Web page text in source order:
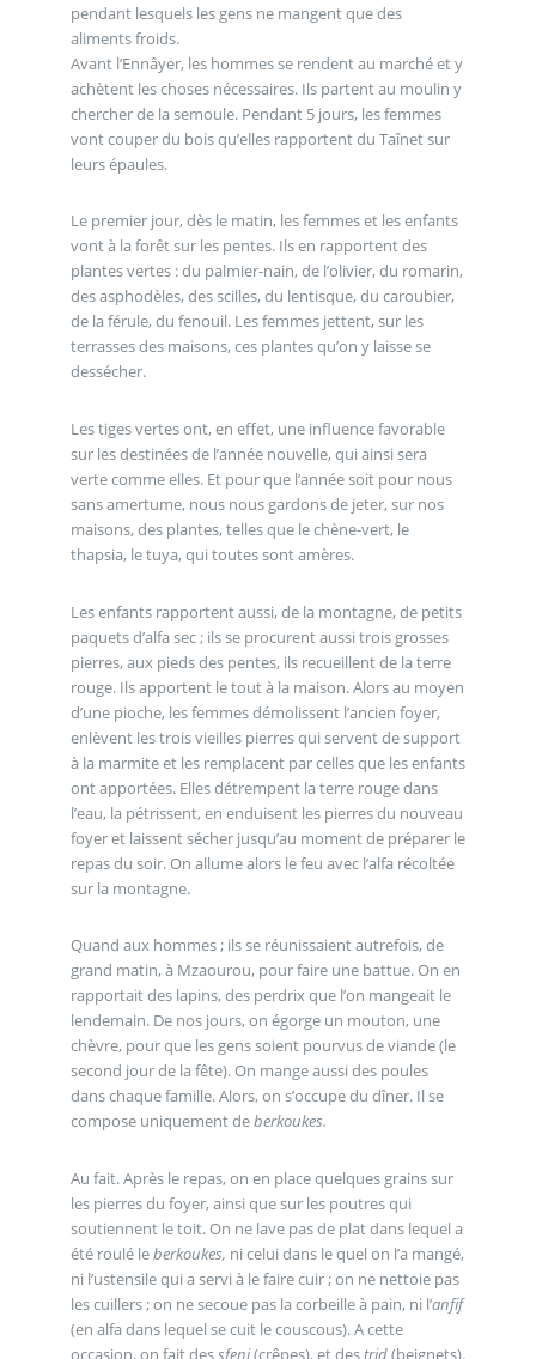
pendant lesquels les gens ne mangent que des
aliments froids.
Avant l’Ennâyer, les hommes se rendent au marché et y
achètent les choses nécessaires. Ils partent au moulin y
chercher de la semoule. Pendant 5 jours, les femmes
vont couper du bois qu’elles rapportent du Taînet sur
leurs épaules.
Le premier jour, dès le matin, les femmes et les enfants
vont à la forêt sur les pentes. Ils en rapportent des
plantes vertes : du palmier-nain, de l’olivier, du romarin,
des asphodèles, des scilles, du lentisque, du caroubier,
de la férule, du fenouil. Les femmes jettent, sur les
terrasses des maisons, ces plantes qu’on y laisse se
dessécher.
Les tiges vertes ont, en effet, une influence favorable
sur les destinées de l’année nouvelle, qui ainsi sera
verte comme elles. Et pour que l’année soit pour nous
sans amertume, nous nous gardons de jeter, sur nos
maisons, des plantes, telles que le chène-vert, le
thapsia, le tuya, qui toutes sont amères.
Les enfants rapportent aussi, de la montagne, de petits
paquets d’alfa sec ; ils se procurent aussi trois grosses
pierres, aux pieds des pentes, ils recueillent de la terre
rouge. Ils apportent le tout à la maison. Alors au moyen
d’une pioche, les femmes démolissent l’ancien foyer,
enlèvent les trois vieilles pierres qui servent de support
à la marmite et les remplacent par celles que les enfants
ont apportées. Elles détrempent la terre rouge dans
l’eau, la pétrissent, en enduisent les pierres du nouveau
foyer et laissent sécher jusqu’au moment de préparer le
repas du soir. On allume alors le feu avec l’alfa récoltée
sur la montagne.
Quand aux hommes ; ils se réunissaient autrefois, de
grand matin, à Mzaourou, pour faire une battue. On en
rapportait des lapins, des perdrix que l’on mangeait le
lendemain. De nos jours, on égorge un mouton, une
chèvre, pour que les gens soient pourvus de viande (le
second jour de la fête). On mange aussi des poules
dans chaque famille. Alors, on s’occupe du dîner. Il se
compose uniquement deberkoukes.
Au fait. Après le repas, on en place quelques grains sur
les pierres du foyer, ainsi que sur les poutres qui
soutiennent le toit. On ne lave pas de plat dans lequel a
été roulé leberkoukes, ni celui dans le quel on l’a mangé,
ni l’ustensile qui a servi à le faire cuir ; on ne nettoie pas
les cuillers ; on ne secoue pas la corbeille à pain, ni l’anfif
(en alfa dans lequel se cuit le couscous). A cette
occasion, on fait dessfenj(crêpes), et destrid(beignets).